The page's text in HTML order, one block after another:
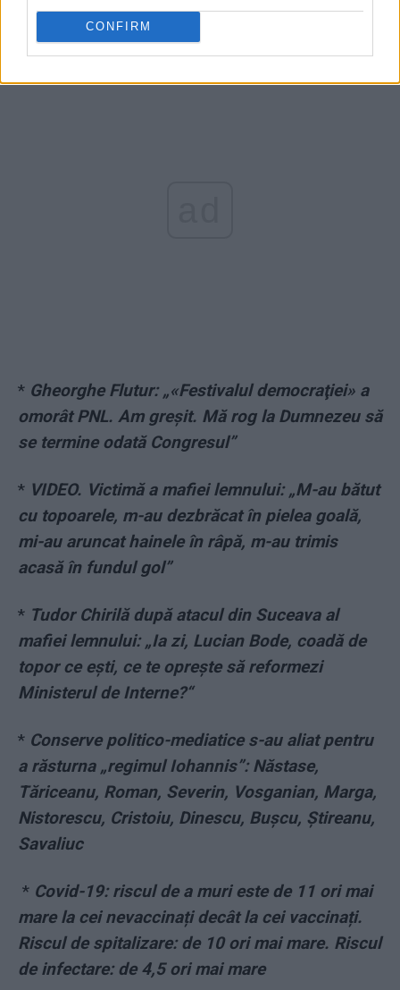
CONFIRM
de vedere economic” / „Cel care a creat criza
politică este Cîțu, să fie foarte clar!”
* Gheorghe Flutur: „«Festivalul democraţiei» a
omorât PNL. Am greșit. Mă rog la Dumnezeu să
se termine odată Congresul”
* VIDEO. Victimă a mafiei lemnului: „M-au bătut
cu topoarele, m-au dezbrăcat în pielea goală,
mi-au aruncat hainele în râpă, m-au trimis
acasă în fundul gol”
* Tudor Chirilă după atacul din Suceava al
mafiei lemnului: „Ia zi, Lucian Bode, coadă de
topor ce ești, ce te oprește să reformezi
Ministerul de Interne?“
* Conserve politico-mediatice s-au aliat pentru
a răsturna „regimul Iohannis”: Năstase,
Tăriceanu, Roman, Severin, Vosganian, Marga,
Nistorescu, Cristoiu, Dinescu, Bușcu, Știreanu,
Savaliuc
* Covid-19: riscul de a muri este de 11 ori mai
mare la cei nevaccinați decât la cei vaccinați.
Riscul de spitalizare: de 10 ori mai mare. Riscul
de infectare: de 4,5 ori mai mare